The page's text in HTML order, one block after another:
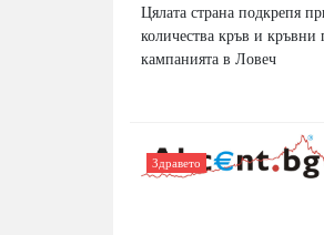
Цялата страна подкрепя
количества кръв и
кампанията в Ловеч
Здравето